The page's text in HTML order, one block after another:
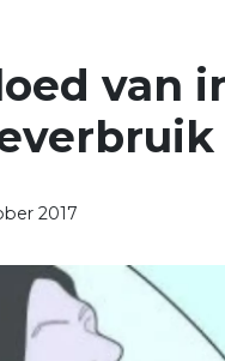
van
2017